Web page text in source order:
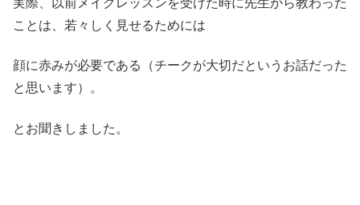
ことは、若々しく見せるためには
顔に赤みが必要である（チークが大切だというお話だった
と思います）。
とお聞きしました。